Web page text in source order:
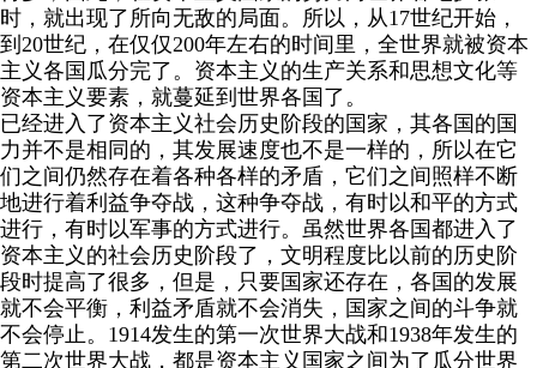
时，就出现了所向无敌的局面。所以，从17世纪开始，
到 20世纪，在仅仅200年左右的时间里，全世界就被资本
主义各国瓜分完了。资本主义的生产关系和思想文化等
资本主义要素，就蔓延到世界各国了。
已经进入了资本主义社会历史阶段的国家，其各国的国
力并不是相同的，其发展速度也不是一样的，所以在它
们之间仍然存在着各种各样的矛盾，它们之间照样不断
地进行着利益争夺战，这种争夺战，有时以和平的方式
进行，有时以军事的方式进行。虽然世界各国都进入了
资本主义的社会历史阶段了，文明程度比以前的历史阶
段时提高了很多，但是，只要国家还存在，各国的发展
就不会平衡，利益矛盾就不会消失，国家之间的斗争就
不会停止。 1914发生的第一次世界大战和1938年发生的
第二次世界大战，都是资本主义国家之间为了瓜分世界